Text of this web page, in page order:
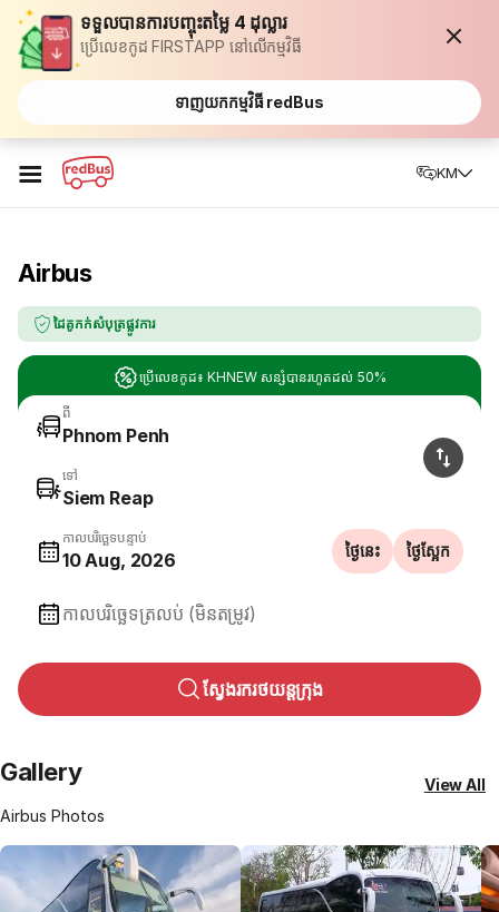
ទទួលបានការបញ្ចុះតម្លៃ 4 ដុល្លារ
ប្រើលេខកូដ FIRSTAPP នៅលើកម្មវិធី
ទាញយកកម្មវិធី redBus
☰ KM
Airbus
ដៃគូកក់សំបុត្រផ្លូវការ
ប្រើលេខកូដ៖ KHNEW សន្សំបានរហូតដល់ 50%
ពី
Phnom Penh
ទៅ
Siem Reap
កាលបរិច្ឆេទបន្ទាប់
10 Aug, 2026 ថ្ងៃនេះ ថ្ងៃស្អែក
កាលបរិច្ឆេទត្រលប់ (មិនតម្រូវ)
ស្វែងរករថយន្តក្រុង
Gallery
Airbus Photos
View All